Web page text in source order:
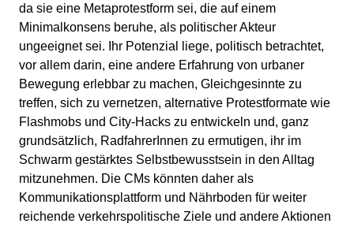
da sie eine Metaprotestform sei, die auf einem
Minimalkonsens beruhe, als politischer Akteur
ungeeignet sei. Ihr Potenzial liege, politisch betrachtet,
vor allem darin, eine andere Erfahrung von urbaner
Bewegung erlebbar zu machen, Gleichgesinnte zu
treffen, sich zu vernetzen, alternative Protestformate wie
Flashmobs und City-Hacks zu entwickeln und, ganz
grundsätzlich, RadfahrerInnen zu ermutigen, ihr im
Schwarm gestärktes Selbstbewusstsein in den Alltag
mitzunehmen. Die CMs könnten daher als
Kommunikationsplattform und Nährboden für weiter
reichende verkehrspolitische Ziele und andere Aktionen